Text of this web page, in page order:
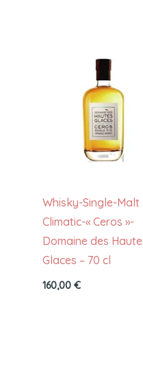
Whisky-Single-Malt
Climatic-« Ceros »-
Domaine des
Glaces – 70 cl
160,00€